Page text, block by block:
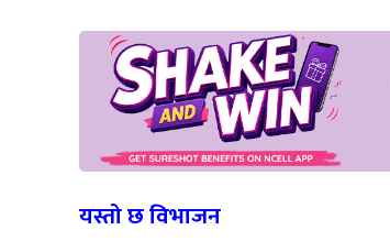
यस्तो छ विभाजन